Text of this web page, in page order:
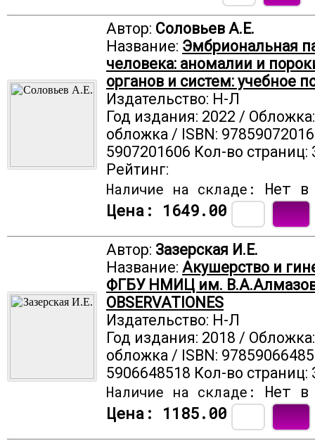
Автор: Соловьев А.Е.
Название: Эмбриональная
человека: аномалии и
органов и систем: учебное
Издательство: Н-Л
Год издания: 2022 /
обложка / ISBN:
5907201606 Кол-во страниц:
Рейтинг:
Наличие на складе:
Нет
Цена: 1649.00
Автор: Зазерская И.Е.
Название: Акушерство и
ФГБУ НМИЦ им.
OBSERVATIONES
Издательство: Н-Л
Год издания: 2018 /
обложка / ISBN:
5906648518 Кол-во страниц:
Наличие на складе:
Нет
Цена: 1185.00